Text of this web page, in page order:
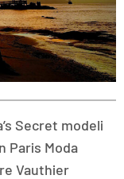
Secret modeli
Paris Moda
Vauthier